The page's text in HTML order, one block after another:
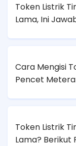
Token Listrik
Lama, Ini
Cara Mengisi
Pencet
Token Listrik
Lama? Berikut